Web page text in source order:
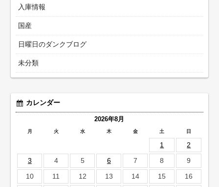
入庫情報
国産
日曜日のダンクブログ
未分類
カレンダー
2026年8月
月 火 水 木 金 土 日
1
2
3
4 5 6 7 8
9
10
11 12 13 14 15
16